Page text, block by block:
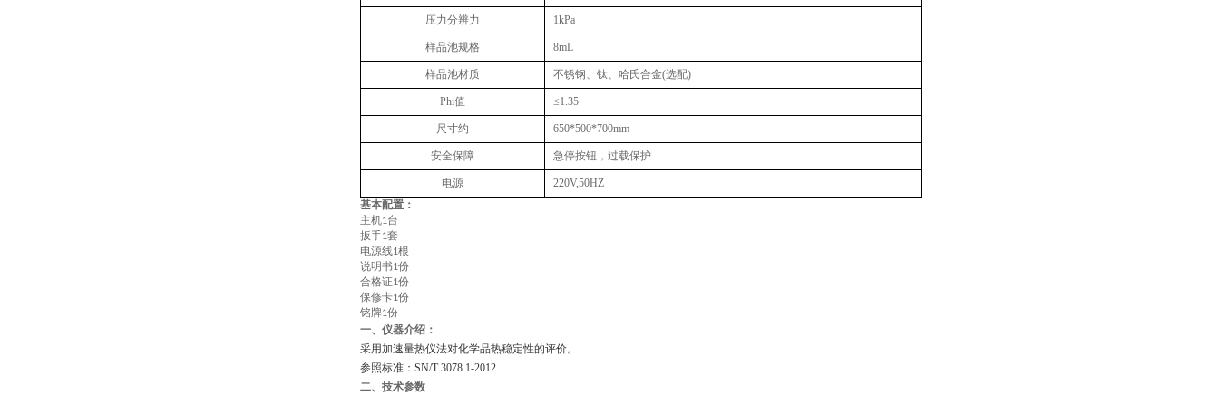
压力分辨力 1kPa
样品池规格 8mL
样品池材质 不锈钢、钛、哈氏合金(选配)
Phi值 ≤1.35
尺寸约 650*500*700mm
安全保障 急停按钮，过载保护
‌电源
220V,50HZ
基本配置：
主机1台
扳手1套
电源线1根
说明书1份
合格证1份
保修卡1份
铭牌1份
一、 仪器介绍：
采用加速量热仪法对化学品热稳定性的评价。
参照标准：SN/T 3078.1-2012
二、技术参数